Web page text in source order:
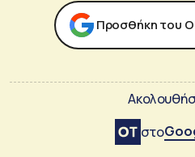
Προσθήκη του
στο